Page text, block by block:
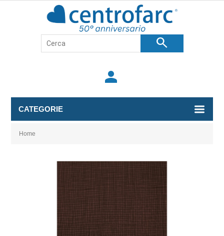
search
person
CATEGORIE
Home